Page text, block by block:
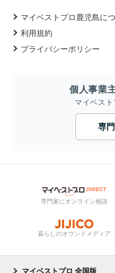
マイベストプロ鹿児島に
利用規約
プライバシーポリシー
個人事業
マイベスト
専
専門家にオンライン相談
暮らしのオウンドメディア